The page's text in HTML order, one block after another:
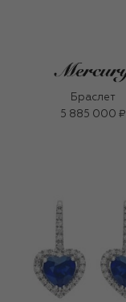
Браслет
5 885 000 ₽